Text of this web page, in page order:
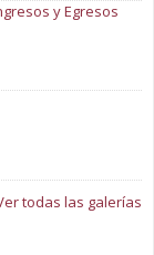
y Egresos
todas las galerías